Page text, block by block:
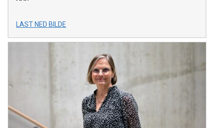
LAST NED BILDE